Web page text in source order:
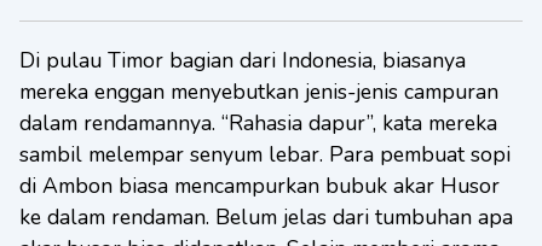
Di pulau Timor bagian dari Indonesia, biasanya
mereka enggan menyebutkan jenis-jenis campuran
dalam rendamannya. “Rahasia dapur”, kata mereka
sambil melempar senyum lebar. Para pembuat sopi
di Ambon biasa mencampurkan bubuk akar Husor
ke dalam rendaman. Belum jelas dari tumbuhan apa